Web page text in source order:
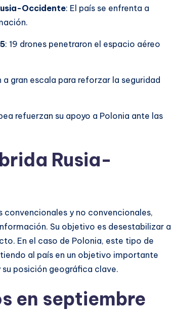
Occidente: El país se enfrenta a
: 19 drones penetraron el espacio aéreo
gran escala para reforzar la seguridad
refuerzan su apoyo a Polonia ante las
Rusia-
y no convencionales,
Su objetivo es desestabilizar a
En el caso de Polonia, este tipo de
al país en un objetivo importante
su posición geográfica clave.
en septiembre